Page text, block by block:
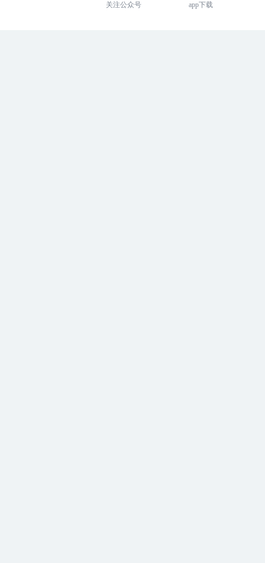
关注公众号 app下载